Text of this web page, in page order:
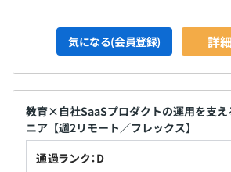
気になる(会員登録) 詳
教育×自社SaaSプロダクトの運用を支
ニア【週2リモート／フレックス】
通過ランク：D